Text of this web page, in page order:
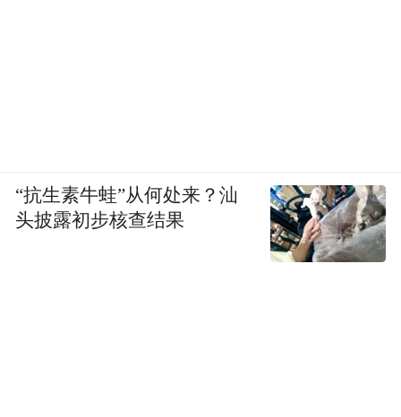
“抗生素牛蛙”从何处来？汕
头披露初步核查结果